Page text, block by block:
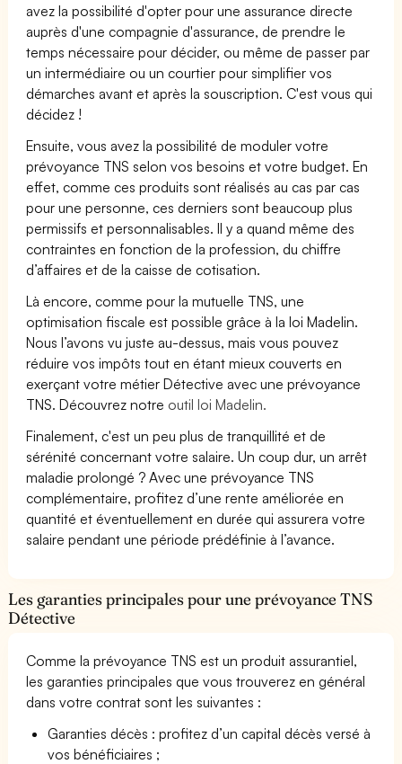
avez la possibilité d'opter pour une assurance directe
auprès d'une compagnie d'assurance, de prendre le
temps nécessaire pour décider, ou même de passer par
un intermédiaire ou un courtier pour simplifier vos
démarches avant et après la souscription. C'est vous qui
décidez !
Ensuite, vous avez la possibilité de moduler votre
prévoyance TNS selon vos besoins et votre budget. En
effet, comme ces produits sont réalisés au cas par cas
pour une personne, ces derniers sont beaucoup plus
permissifs et personnalisables. Il y a quand même des
contraintes en fonction de la profession, du chiffre
d’affaires et de la caisse de cotisation.
Là encore, comme pour la mutuelle TNS, une
optimisation fiscale est possible grâce à la loi Madelin.
Nous l’avons vu juste au-dessus, mais vous pouvez
réduire vos impôts tout en étant mieux couverts en
exerçant votre métier Détective avec une prévoyance
TNS. Découvrez notre outil loi Madelin.
Finalement, c'est un peu plus de tranquillité et de
sérénité concernant votre salaire. Un coup dur, un arrêt
maladie prolongé ? Avec une prévoyance TNS
complémentaire, profitez d’une rente améliorée en
quantité et éventuellement en durée qui assurera votre
salaire pendant une période prédéfinie à l’avance.
Les garanties principales pour une prévoyance TNS
Détective
Comme la prévoyance TNS est un produit assurantiel,
les garanties principales que vous trouverez en général
dans votre contrat sont les suivantes :
Garanties décès : profitez d’un capital décès versé à
vos bénéficiaires ;